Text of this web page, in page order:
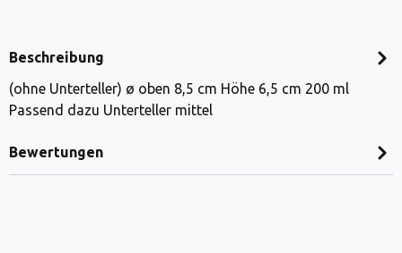
Beschreibung
(ohne Unterteller) ø oben 8,5 cm Höhe 6,5 cm 200 ml
Passend dazu Unterteller mittel
Bewertungen